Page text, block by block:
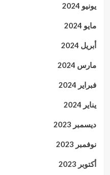
يونيو 2024
مايو 2024
أبريل 2024
مارس 2024
فبراير 2024
يناير 2024
ديسمبر 2023
نوفمبر 2023
أكتوبر 2023